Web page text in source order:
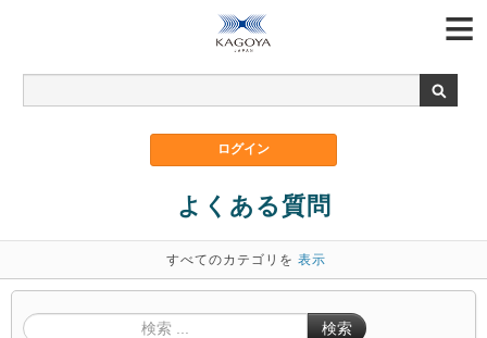
よくある質問
すべてのカテゴリを 表示
検索